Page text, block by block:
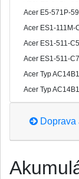
Acer E5-571P-
Acer ES1-111M-
Acer ES1-511-
Acer ES1-511-
Acer Typ
Acer Typ
Doprava